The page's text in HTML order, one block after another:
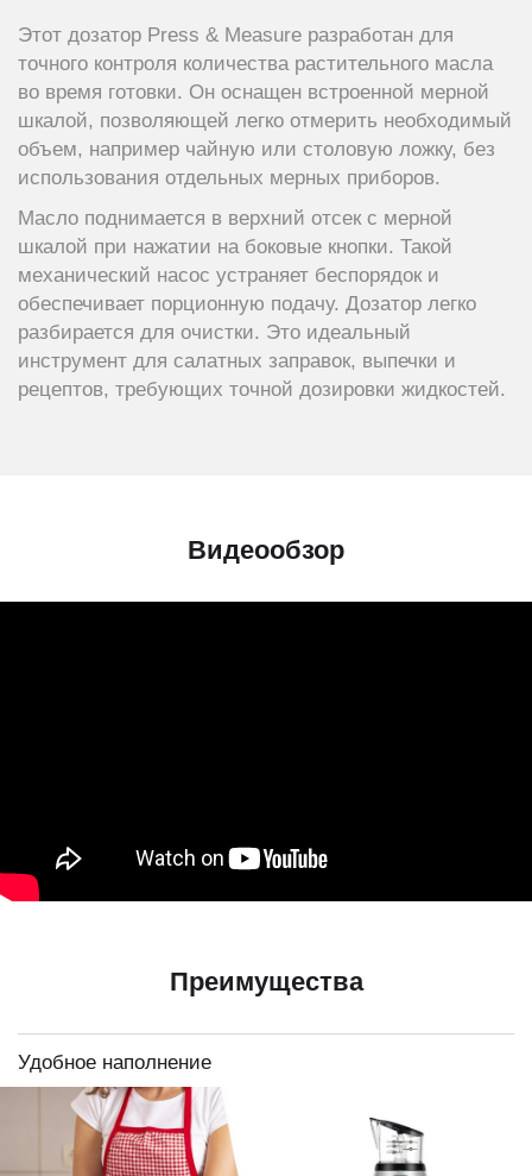
Этот дозатор Press & Measure разработан для
точного контроля количества растительного масла
во время готовки. Он оснащен встроенной мерной
шкалой, позволяющей легко отмерить необходимый
объем, например чайную или столовую ложку, без
использования отдельных мерных приборов.
Масло поднимается в верхний отсек с мерной
шкалой при нажатии на боковые кнопки. Такой
механический насос устраняет беспорядок и
обеспечивает порционную подачу. Дозатор легко
разбирается для очистки. Это идеальный
инструмент для салатных заправок, выпечки и
рецептов, требующих точной дозировки жидкостей.
Видеообзор
Преимущества
Удобное наполнение